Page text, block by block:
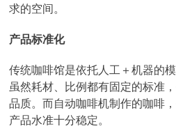
求的空间。
产品标准化
传统咖啡馆是依托人工＋机器的
虽然耗材、比例都有固定的标准
品质。而自动咖啡机制作的咖啡
产品水准十分稳定。